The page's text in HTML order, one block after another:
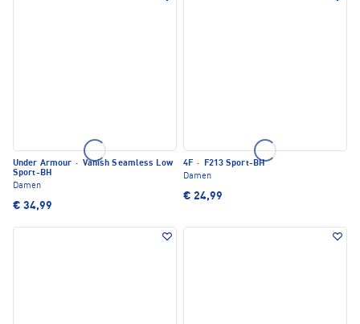
Under Armour · Vanish Seamless Low
Sport-BH
Damen
€ 34,99
4F ·
F213 Sport-BH
Damen
€ 24,99